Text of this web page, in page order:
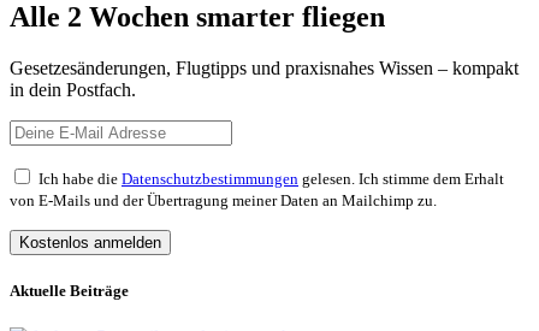
Alle 2 Wochen smarter fliegen
Gesetzesänderungen, Flugtipps und praxisnahes Wissen – kompakt
in dein Postfach.
Ich habe die Datenschutzbestimmungen gelesen. Ich stimme dem Erhalt
von E-Mails und der Übertragung meiner Daten an Mailchimp zu.
Aktuelle Beiträge